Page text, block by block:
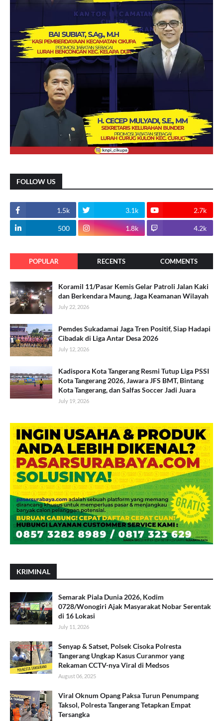
FOLLOW US
1.5k 3.1k 2.7k
500 1.8k 4.2k
POPULAR RECENTS COMMENTS
Koramil 11/Pasar Kemis Gelar Patroli Jalan Kaki
dan Berkendara Maung, Jaga Keamanan Wilayah
July 22, 2026
Pemdes Sukadamai Jaga Tren Positif, Siap Hadapi
Cibadak di Liga Antar Desa 2026
July 12, 2026
Kadispora Kota Tangerang Resmi Tutup Liga PSSI
Kota Tangerang 2026, Jawara JFS BMT, Bintang
Kota Tangerang, dan Salfas Soccer Jadi Juara
July 19, 2026
KRIMINAL
Semarak Piala Dunia 2026, Kodim
0728/Wonogiri Ajak Masyarakat Nobar Serentak
di 16 Lokasi
July 11, 2026
Senyap & Satset, Polsek Cisoka Polresta
Tangerang Ungkap Kasus Curanmor yang
Rekaman CCTV-nya Viral di Medsos
August 06, 2025
Viral Oknum Opang Paksa Turun Penumpang
Taksol, Polresta Tangerang Tetapkan Empat
Tersangka